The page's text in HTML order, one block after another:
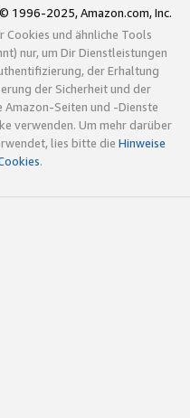
© 1996-2025, Amazon.com, Inc.
Cookies und ähnliche Tools
nur, um Dir Dienstleistungen
der Erhaltung
der Sicherheit und der
Seiten und -Dienste
verwenden. Um mehr darüber
lies bitte die Hinweise
.